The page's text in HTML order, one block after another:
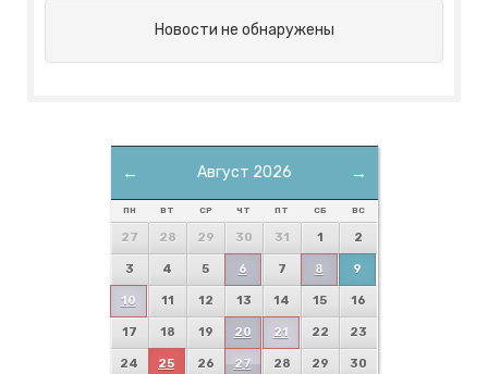
Новости не обнаружены
← →
Август 2026
ПН ВТ СР ЧТ ПТ СБ ВС
27 28 29 30 31 1 2
3 4 5 6 7 8 9
10 11 12 13 14 15 16
17 18 19 20 21 22 23
24 25 26 27 28 29 30